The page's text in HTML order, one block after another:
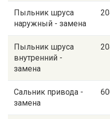
Пыльник шруса
наружный - замена
Пыльник шруса
внутренний -
замена
Сальник привода -
замена